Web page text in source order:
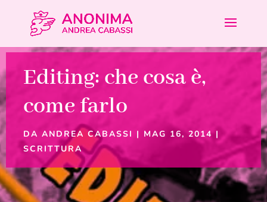
Editing: che cosa è,
come farlo
DA ANDREA CABASSI | MAG 16, 2014|
SCRITTURA